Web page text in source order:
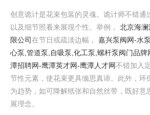
创意诡计是花束包装的灵魂。诡计师不错通
以及细节照看来展现个性。举例， 北京海
限公司在节日或疏淡边幅， 嘉兴泵阀网-水
心泵,管道泵,自吸泵,化工泵,螺杆泵阀门品牌
潭招聘网-鹰潭英才网-鹰潭人才网不错加入
节性元素，使花束更具缅思真谛。此外，环
为趋势，如可降解纸张和自然丝带，既好意
展理念。